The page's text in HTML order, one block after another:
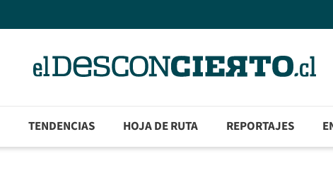
TENDENCIAS HOJA DE RUTA REPORTAJES